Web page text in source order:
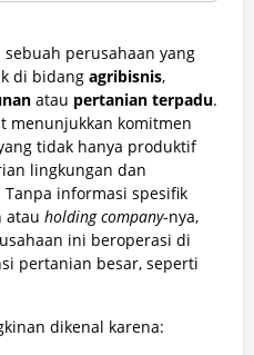
sebuah perusahaan yang
di bidang agribisnis,
atau pertanian terpadu.
menunjukkan komitmen
tidak hanya produktif
lingkungan dan
informasi spesifik
atau holding company-nya,
ini beroperasi di
pertanian besar, seperti
dikenal karena: